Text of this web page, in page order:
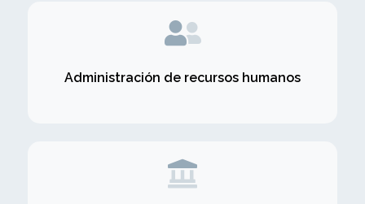
Administración de recursos humanos